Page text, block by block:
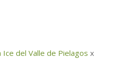
Ice del Valle de Pielagos x